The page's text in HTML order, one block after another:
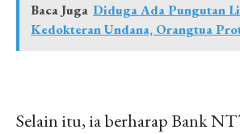
Baca Juga Diduga Ada Pungutan
Kedokteran Undana, Orangtua
Selain itu, ia berharap Bank